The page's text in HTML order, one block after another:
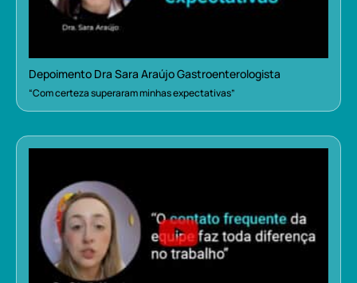
Depoimento Dra Sara Araújo Gastroenterologista
“Com certeza superaram minhas expectativas”